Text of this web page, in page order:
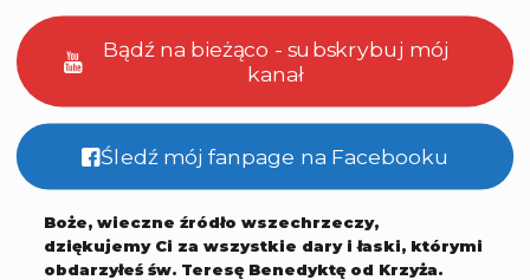
Bądź na bieżąco - subskrybuj mój
kanał
Śledź mój fanpage na Facebooku
Boże, wieczne źródło wszechrzeczy,
dziękujemy Ci za wszystkie dary i łaski, którymi
obdarzyłeś św. Teresę Benedyktę od Krzyża.